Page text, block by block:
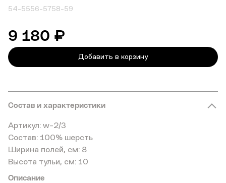
54-5556-5758-59
9 180 ₽
Добавить в корзину
Состав и характеристики
Артикул: w-2/3
Состав: 100% шерсть
Ширина полей, см: 8
Высота тульи, см: 10
Описание